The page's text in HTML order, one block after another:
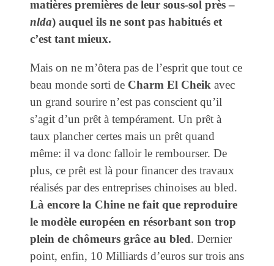
matières premières de leur sous-sol près –
nlda) auquel ils ne sont pas habitués et
c’est tant mieux.
Mais on ne m’ôtera pas de l’esprit que tout ce
beau monde sorti de Charm El Cheik avec
un grand sourire n’est pas conscient qu’il
s’agit d’un prêt à tempérament. Un prêt à
taux plancher certes mais un prêt quand
même: il va donc falloir le rembourser. De
plus, ce prêt est là pour financer des travaux
réalisés par des entreprises chinoises au bled.
Là encore la Chine ne fait que reproduire
le modèle européen en résorbant son trop
plein de chômeurs grâce au bled. Dernier
point, enfin, 10 Milliards d’euros sur trois ans